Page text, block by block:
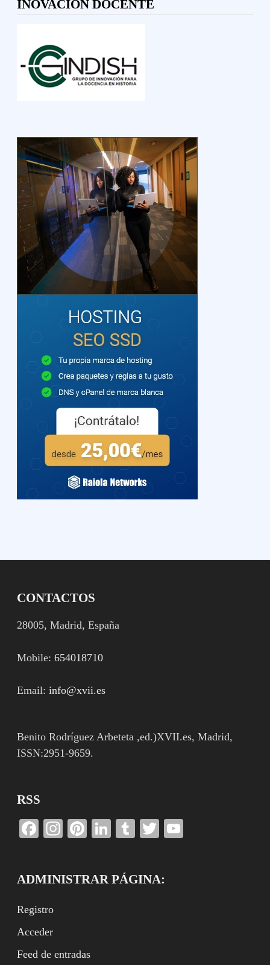
INOVACIÓN DOCENTE
CONTACTOS
28005, Madrid, España
Mobile:654018710
Email:info@xvii.es
Benito Rodríguez Arbeteta ,ed.)XVII.es, Madrid,
ISSN:2951-9659.
RSS
Facebook
Instagram
Pinterest
LinkedIn
TumblrTwitter
ADMINISTRAR PÁGINA:
Registro
Acceder
Feed de entradas